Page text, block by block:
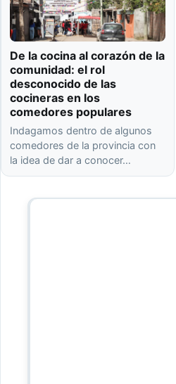
De la cocina al corazón de la
comunidad: el rol
desconocido de las
cocineras en los
comedores populares
Indagamos dentro de algunos
comedores de la provincia con
la idea de dar a conocer…